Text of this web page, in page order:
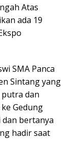
Atas
ada 19
SMA Panca
Sintang yang
dan
Gedung
bertanya
hadir saat